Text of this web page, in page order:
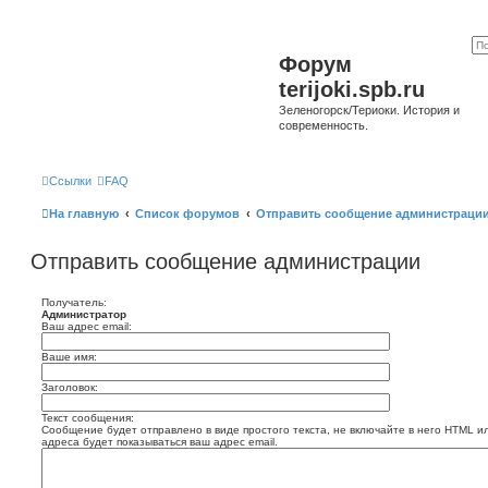
Форум
terijoki.spb.ru
Зеленогорск/Териоки. История и
современность.
Ссылки FAQ
На главную Список форумов Отправить сообщение
Отправить сообщение администрации
Получатель:
Администратор
Ваш адрес email:
Ваше имя:
Заголовок:
Текст сообщения:
Сообщение будет отправлено в виде простого текста, не включайте в него HTML
адреса будет показываться ваш адрес email.